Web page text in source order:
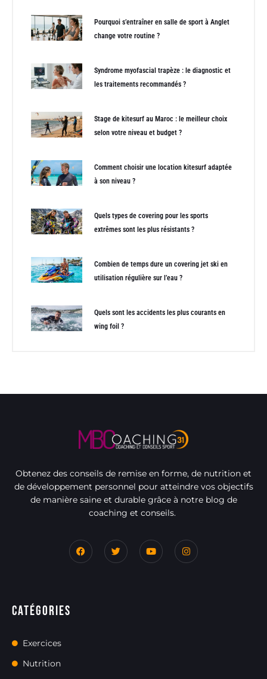
Pourquoi s’entraîner en salle de sport à Anglet
change votre routine ?
Syndrome myofascial trapèze : le diagnostic et
les traitements recommandés ?
Stage de kitesurf au Maroc : le meilleur choix
selon votre niveau et budget ?
Comment choisir une location kitesurf adaptée
à son niveau ?
Quels types de covering pour les sports
extrêmes sont les plus résistants ?
Combien de temps dure un covering jet ski en
utilisation régulière sur l’eau ?
Quels sont les accidents les plus courants en
wing foil ?
Obtenez des conseils de remise en forme, de nutrition et
de développement personnel pour atteindre vos objectifs
de manière saine et durable grâce à notre blog de
coaching et conseils.
Catégories
Exercices
Nutrition